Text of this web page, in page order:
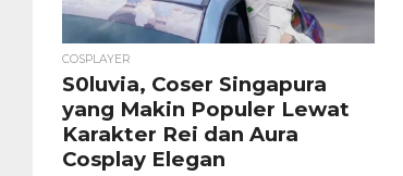
COSPLAYER
S0luvia, Coser Singapura
yang Makin Populer Lewat
Karakter Rei dan Aura
Cosplay Elegan